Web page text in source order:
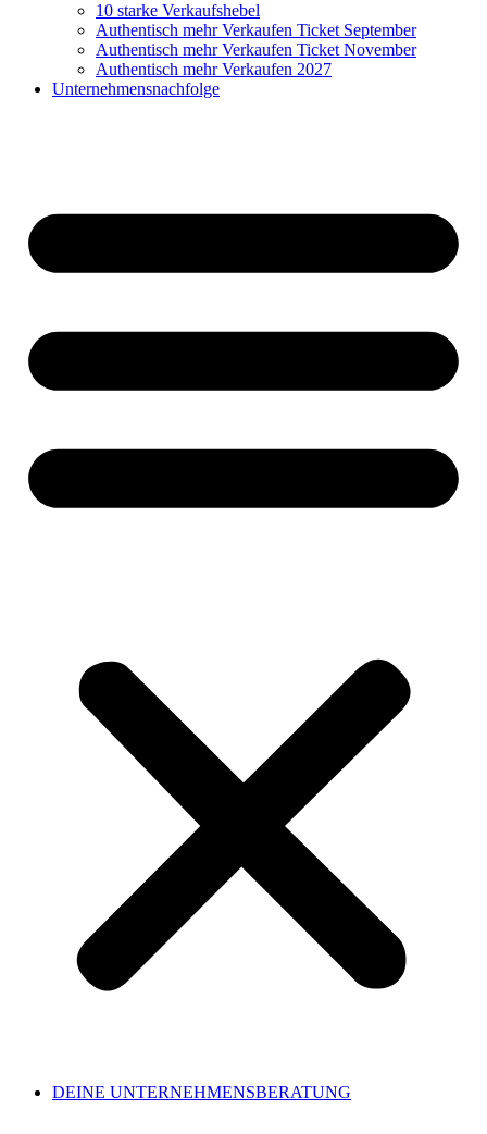
10 starke Verkaufshebel
Authentisch mehr Verkaufen Ticket September
Authentisch mehr Verkaufen Ticket November
Authentisch mehr Verkaufen 2027
Unternehmensnachfolge
DEINE UNTERNEHMENSBERATUNG